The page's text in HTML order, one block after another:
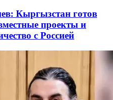
Кыргызстан готов
проекты и
с Россией